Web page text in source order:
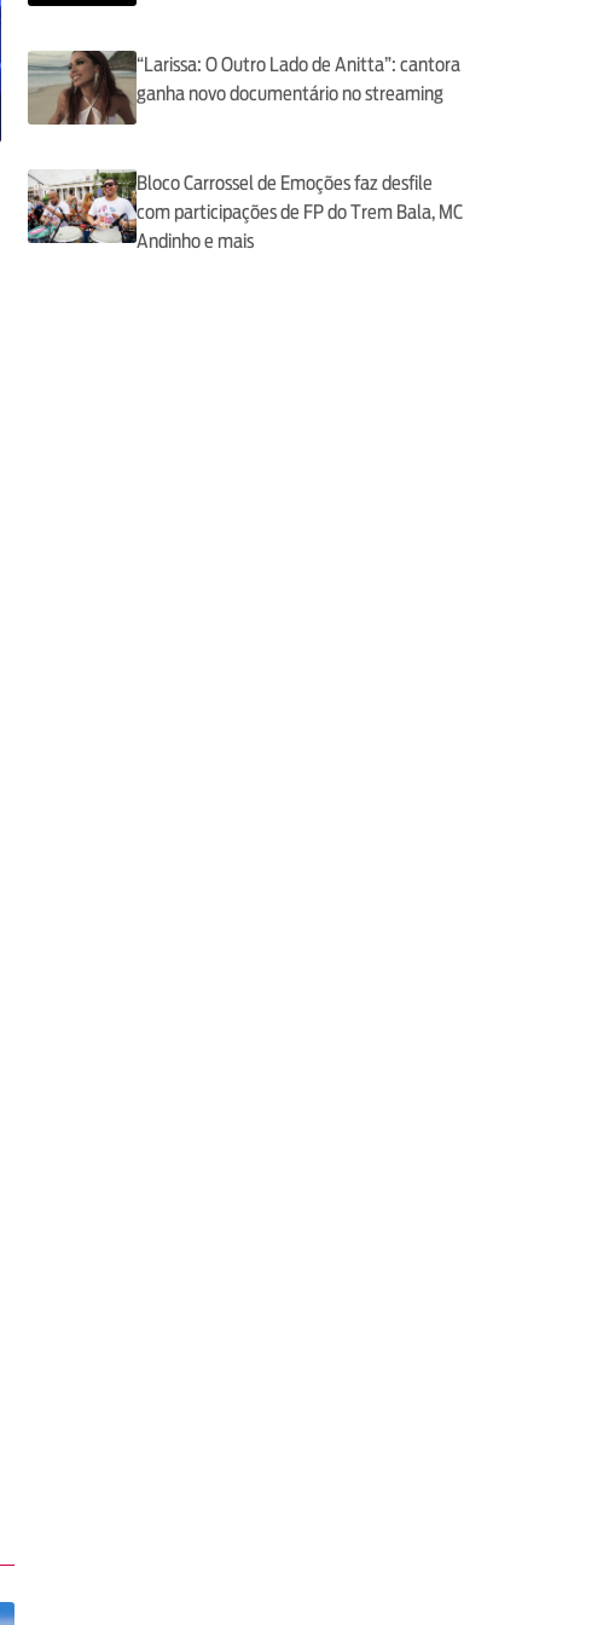
“Larissa: O Outro Lado de Anitta”: cantora
ganha novo documentário no streaming
Bloco Carrossel de Emoções faz desfile
com participações de FP do Trem Bala, MC
Andinho e mais